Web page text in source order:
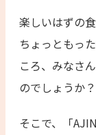
楽しいはずの
ちょっともっ
ころ、みなさ
のでしょうか？
そこで、「